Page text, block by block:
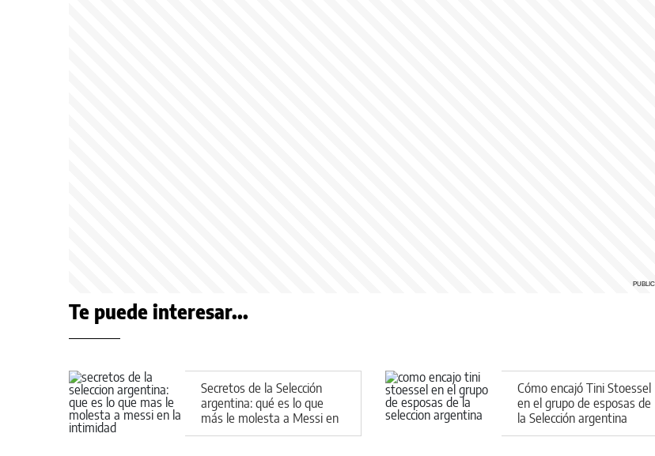
Te puede interesar...
Secretos de la Selección
argentina: qué es lo que
más le molesta a Messi en
la intimidad
Cómo encajó Tini Stoessel
en el grupo de esposas de
la Selección argentina